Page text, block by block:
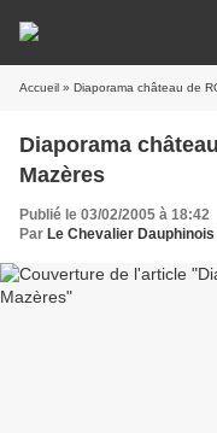
Accueil » Diaporama château de
Diaporama
Mazères
Publié le 03/02/2005 à 18:42
Par Le Chevalier Dauphinois